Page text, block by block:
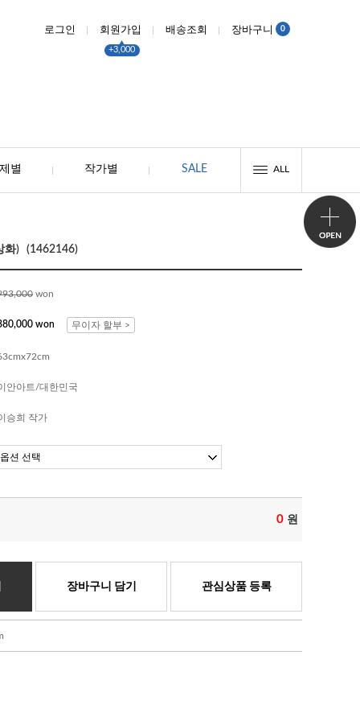
로그인 회원가입
+3,000
배송조회 장바구니 0
별 작가별 SALE ALL
화) (1462146)
won
won 무이자 할부 >
안아트/대한민국
승희 작가
0 원
장바구니 담기 관심상품 등록